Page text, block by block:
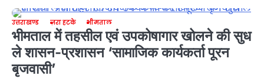
उत्तराखण्ड ज़रा हटके भीमताल
भीमताल में तहसील एवं उपकोषागार खोलने की सुध
ले शासन-प्रशासन ‘सामाजिक कार्यकर्ता पूरन
बृजवासी’